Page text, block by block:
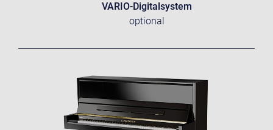
VARIO-Digitalsystem
optional